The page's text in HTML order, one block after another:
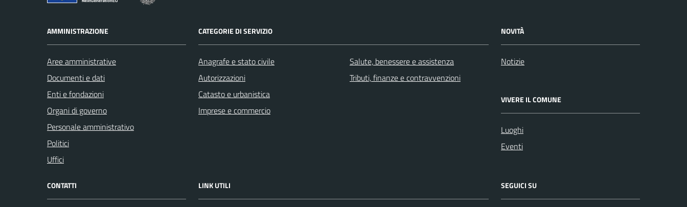
AMMINISTRAZIONE
Aree amministrative
Documenti e dati
Enti e fondazioni
Organi di governo
Personale amministrativo
Politici
Uffici
CATEGORIE DI SERVIZIO
Anagrafe e stato civile
Autorizzazioni
Catasto e urbanistica
Imprese e commercio
Salute, benessere e assistenza
Tributi, finanze e contravvenzioni
NOVITÀ
Notizie
VIVERE IL COMUNE
Luoghi
Eventi
CONTATTI LINK UTILI SEGUICI SU